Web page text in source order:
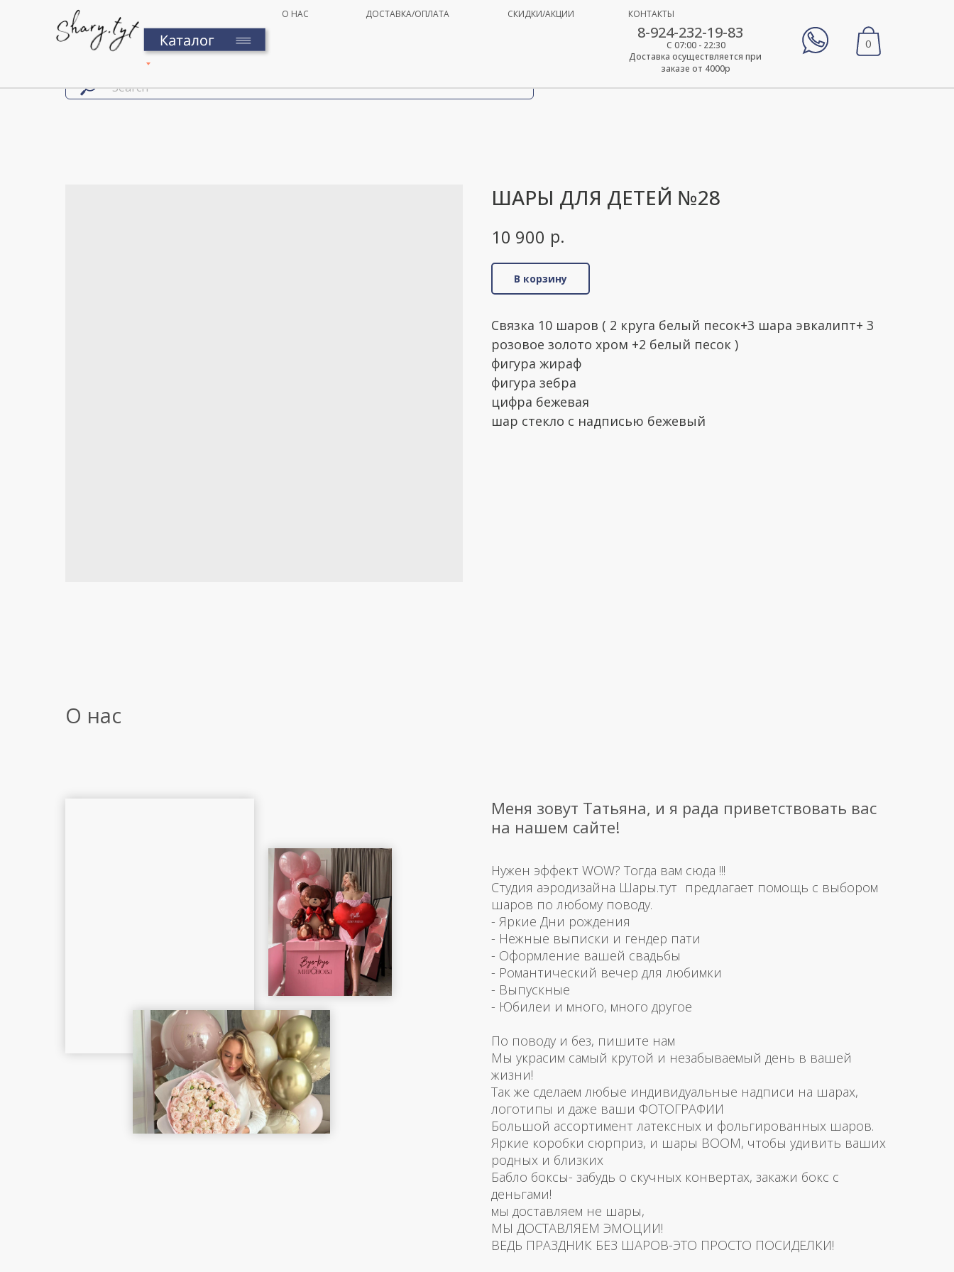
О НАС СКИДКИ/АКЦИИ
ДОСТАВКА/ОПЛАТА КОНТАКТЫ
8-924-232-19-83
Доставка осуществляется при
заказе от 4000р
С 07:00 - 22:30 0
ШАРЫ ДЛЯ ДЕТЕЙ №28
10 900 р.
В корзину
Связка 10 шаров ( 2 круга белый песок+3 шара эвкалипт+ 3
розовое золото хром +2 белый песок )
фигура жираф
фигура зебра
цифра бежевая
шар стекло с надписью бежевый
О нас
Меня зовут Татьяна, и я рада приветствовать вас
на нашем сайте!
Нужен эффект WOW? Тогда вам сюда !!!
Студия аэродизайна Шары.тут предлагает помощь с выбором
шаров по любому поводу.
- Яркие Дни рождения
- Нежные выписки и гендер пати
- Оформление вашей свадьбы
- Романтический вечер для любимки
- Выпускные
- Юбилеи и много, много другое
По поводу и без, пишите нам
Мы украсим самый крутой и незабываемый день в вашей
жизни!
Так же сделаем любые индивидуальные надписи на шарах,
логотипы и даже ваши ФОТОГРАФИИ
Большой ассортимент латексных и фольгированных шаров.
Яркие коробки сюрприз, и шары BOOM, чтобы удивить ваших
родных и близких
Бабло боксы- забудь о скучных конвертах, закажи бокс с
деньгами!
мы доставляем не шары,
МЫ ДОСТАВЛЯЕМ ЭМОЦИИ!
ВЕДЬ ПРАЗДНИК БЕЗ ШАРОВ-ЭТО ПРОСТО ПОСИДЕЛКИ!